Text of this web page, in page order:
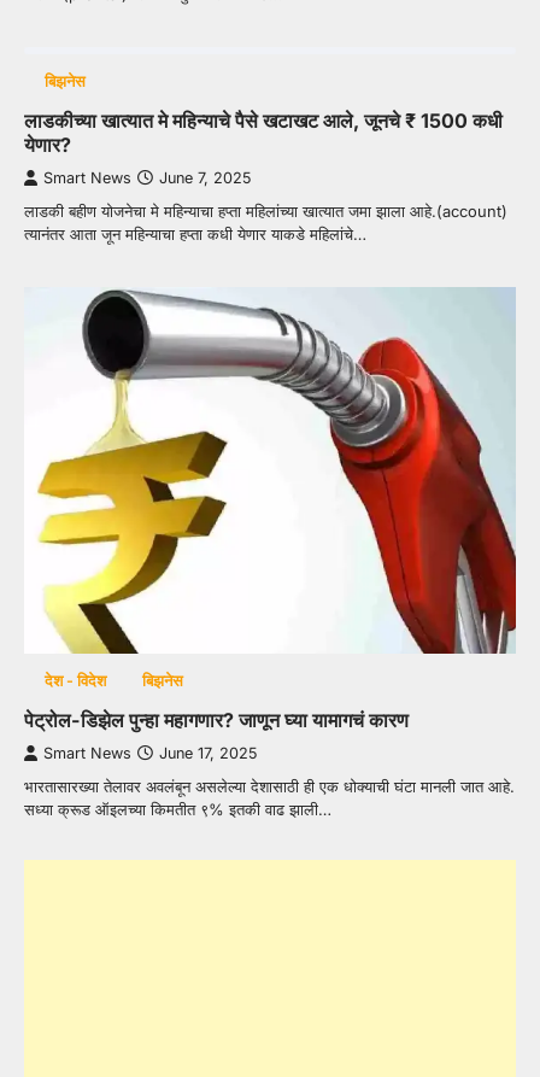
बिझनेस
लाडकीच्या खात्यात मे महिन्याचे पैसे खटाखट आले, जूनचे ₹ 1500 कधी
येणार?
Smart News June 7, 2025
लाडकी बहीण योजनेचा मे महिन्याचा हप्ता महिलांच्या खात्यात जमा झाला आहे.(account)
त्यानंतर आता जून महिन्याचा हप्ता कधी येणार याकडे महिलांचे…
देश - विदेश बिझनेस
पेट्रोल-डिझेल पुन्हा महागणार? जाणून घ्या यामागचं कारण
Smart News June 17, 2025
भारतासारख्या तेलावर अवलंबून असलेल्या देशासाठी ही एक धोक्याची घंटा मानली जात आहे.
सध्या क्रूड ऑइलच्या किमतीत ९% इतकी वाढ झाली…